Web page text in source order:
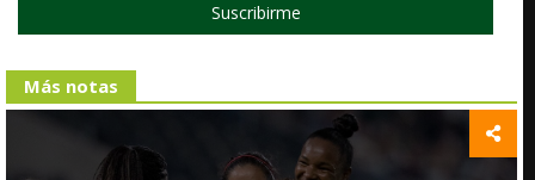
Suscribirme
Más notas